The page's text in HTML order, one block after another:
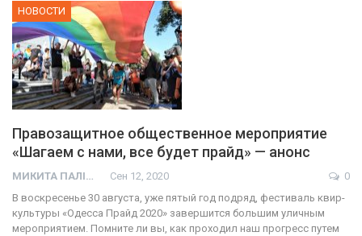
НОВОСТИ
Правозащитное общественное мероприятие
«Шагаем с нами, все будет прайд» — анонс
МИКИТА ПАЛІЙ Сен 12, 2020
0
В воскресенье 30 августа, уже пятый год подряд, фестиваль квир-
культуры «Одесса Прайд 2020» завершится большим уличным
мероприятием. Помните ли вы, как проходил наш прогресс путем